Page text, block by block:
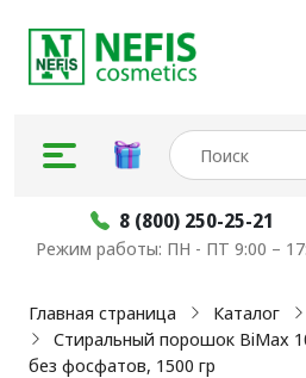
8 (800) 250-25-21
Режим работы: ПН - ПТ 9:00 –
Главная страница Каталог
Стиральный порошок BiMax
без фосфатов, 1500 гр